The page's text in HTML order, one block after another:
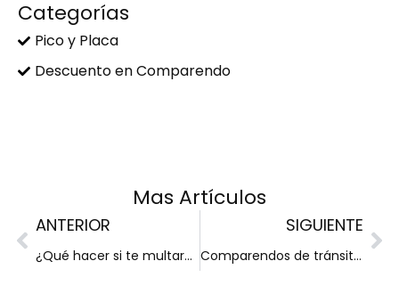
Categorías
Pico y Placa
Descuento en Comparendo
Mas Artículos
ANTERIOR
¿Qué hacer si te multaron este fin de semana festivo? Comparendos con 50% de descuento en 2026
SIGUIENTE
Comparendos de tránsito, cómo evitar el dolor de cabeza y pagar solo la mitad, por ley